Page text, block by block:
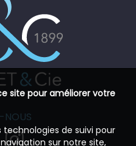
NOUS
site pour améliorer votre
technologies de suivi pour
sur notre site,